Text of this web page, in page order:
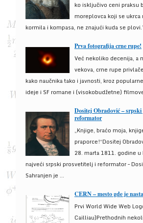
ko isključivo ceni praksu
moreplovca koji se ukrca
kormila i kompasa, ne znajući kuda se
Prva fotografija crne rupe!
Već nekoliko decenija, a
vekova, crne rupe
kako naučnika tako i javnosti, kroz
ideje i SF romane i (visokobudžetne)
Dositej Obradović –
reformator
„Knjige, braćo moja,
praporce!“Dositej
28. marta 1811. godine
najveći srpski prosvetitelj i reformator –
Sahranjen je ...
CERN – mesto gde je
Prvi World Wide Web
Cailliau)Prethodnih